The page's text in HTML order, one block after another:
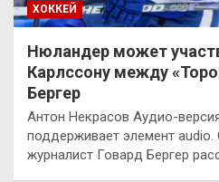
ХОККЕЙ
Нюландер может
Карлссону между
Бергер
Антон Некрасов Аудио-
поддерживает элемент audio.
журналист Говард Бергер